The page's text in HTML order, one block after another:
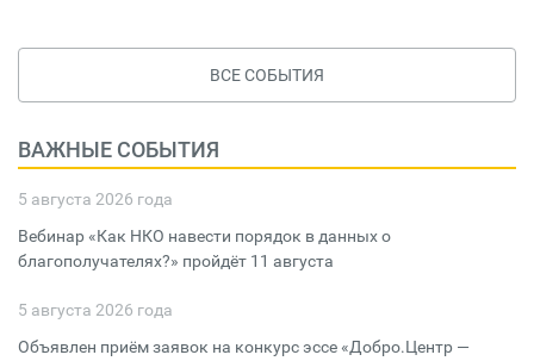
ВСЕ СОБЫТИЯ
ВАЖНЫЕ СОБЫТИЯ
5 августа 2026 года
Вебинар «Как НКО навести порядок в данных о
благополучателях?» пройдёт 11 августа
5 августа 2026 года
Объявлен приём заявок на конкурс эссе «Добро.Центр —